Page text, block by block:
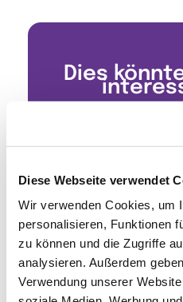
Diese Webseite verwendet
Wir verwenden Cookies, um
personalisieren, Funktionen
zu können und die Zugriffe
analysieren. Außerdem
Verwendung unserer
Dies